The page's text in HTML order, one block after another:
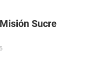
Sucre